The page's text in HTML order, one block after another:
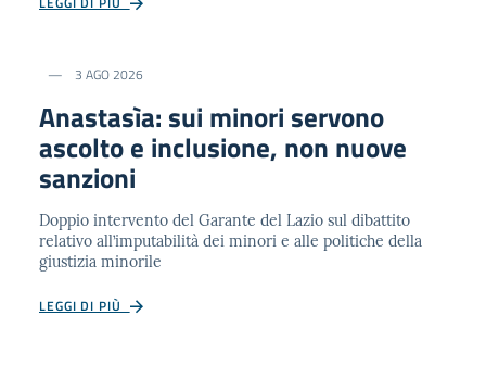
3 AGO 2026
Anastasìa: sui minori servono
ascolto e inclusione, non nuove
sanzioni
Doppio intervento del Garante del Lazio sul dibattito
relativo all’imputabilità dei minori e alle politiche della
giustizia minorile
LEGGI DI PIÙ